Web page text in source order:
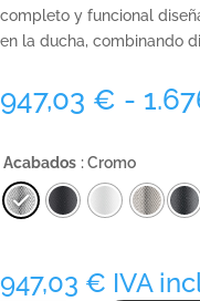
completo y funcional
en la ducha, combinando
947,03 € -
Acabados : Cromo
947,03 € IVA